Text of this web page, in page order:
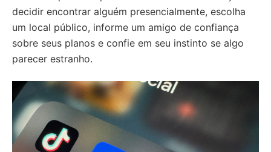
decidir encontrar alguém presencialmente, escolha
um local público, informe um amigo de confiança
sobre seus planos e confie em seu instinto se algo
parecer estranho.